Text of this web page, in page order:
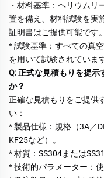
・材料基準：ヘリウム
置を備え、材料試験を実
証明書はご提供可能です。
* 試験基準：すべての真
を用いて試験されていま
Q: 正式な見積もりを提
か？
正確な見積もりをご提供
い：
* 製品仕様：規格（3A／
KF25など）。
* 材質：SS304または